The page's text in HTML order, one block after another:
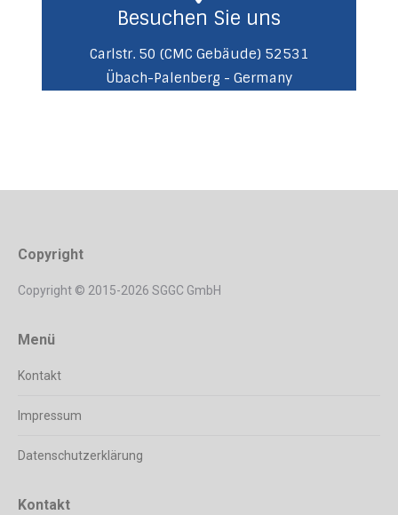
Besuchen Sie uns
Carlstr. 50 (CMC Gebäude) 52531
Übach-Palenberg - Germany
Copyright
Copyright © 2015-2026 SGGC GmbH
Menü
Kontakt
Impressum
Datenschutzerklärung
Kontakt